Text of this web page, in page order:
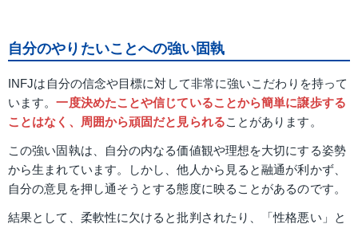
自分のやりたいことへの強い固執
INFJは自分の信念や目標に対して非常に強いこだわりを持って
います。一度決めたことや信じていることから簡単に譲歩する
ことはなく、周囲から頑固だと見られることがあります。
この強い固執は、自分の内なる価値観や理想を大切にする姿勢
から生まれています。しかし、他人から見ると融通が利かず、
自分の意見を押し通そうとする態度に映ることがあるのです。
結果として、柔軟性に欠けると批判されたり、「性格悪い」と